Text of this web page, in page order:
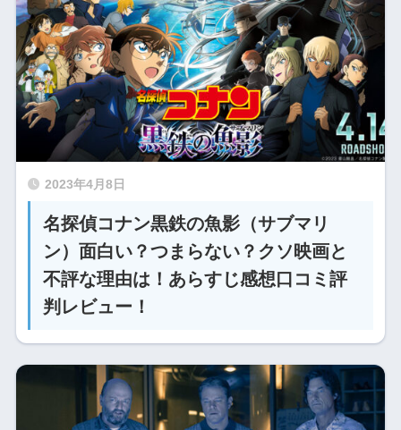
2023年4月8日
名探偵コナン黒鉄の魚影（サブマリ
ン）面白い？つまらない？クソ映画と
不評な理由は！あらすじ感想口コミ評
判レビュー！